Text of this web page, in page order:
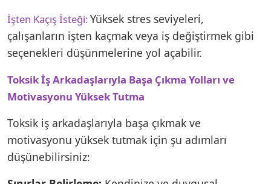
İşten Kaçış İsteği:Yüksek stres seviyeleri,
çalışanların işten kaçmak veya iş değiştirmek gibi
seçenekleri düşünmelerine yol açabilir.
Toksik İş Arkadaşlarıyla Başa Çıkma Yolları ve
Motivasyonu Yüksek Tutma
Toksik iş arkadaşlarıyla başa çıkmak ve
motivasyonu yüksek tutmak için şu adımları
düşünebilirsiniz: